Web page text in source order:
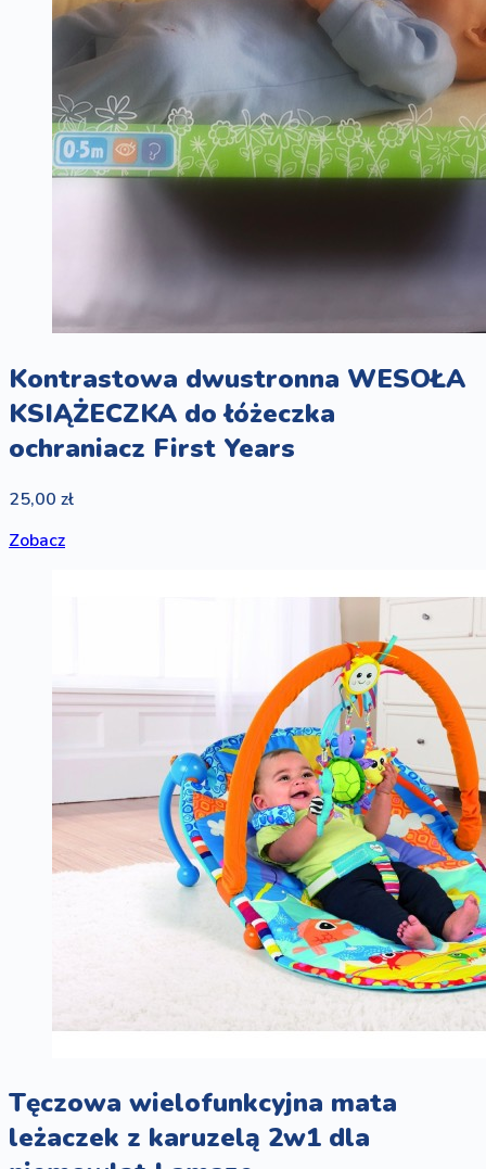
Kontrastowa dwustronna WESOŁA
KSIĄŻECZKA do łóżeczka
ochraniacz First Years
25,00 zł
Zobacz
Tęczowa wielofunkcyjna mata
leżaczek z karuzelą 2w1 dla